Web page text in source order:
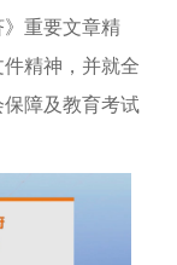
重要文章精
精神，并就全
障及教育考试